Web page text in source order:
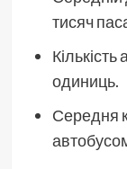
тисяч
Кількість
одиниць.
Середня